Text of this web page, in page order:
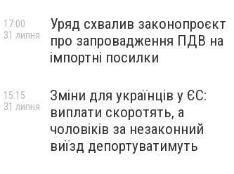
Уряд схвалив законопроєкт
про запровадження ПДВ на
імпортні посилки
17:00
31 липня
Зміни для українців у ЄС:
виплати скоротять, а
чоловіків за незаконний
виїзд депортуватимуть
15:15
31 липня